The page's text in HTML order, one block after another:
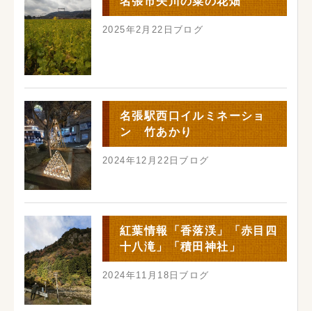
2025年2月22日 ブログ
名張駅西口イルミネーショ
ン 竹あかり
2024年12月22日 ブログ
紅葉情報「香落渓」「赤目四
十八滝」「積田神社」
2024年11月18日 ブログ